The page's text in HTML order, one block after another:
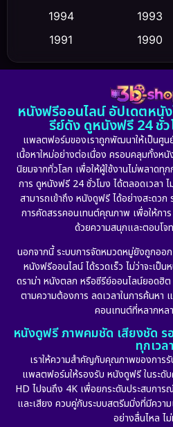
Culture
Dance เต้น
Detective สืบสวน
Detective สืบสวน
Disaster
Disney+
Drama ดราม่า
Dystopian
Emotional
Epic มหากาพย์
Erotic
1994
1993
1991
1990
1986
1985
1981
1974
1971
หนังฟรีออนไลน์ อัปเดตหนั
รีย์ดัง ดูหนังฟรี 24 ชั่
แพลตฟอร์มของเราถูกพัฒนาให้เป็นศู
เนื้อหาใหม่อย่างต่อเนื่อง ครอบคลุมทั้งห
นิยมจากทั่วโลก เพื่อให้ผู้ใช้งานไม่พลาดทุ
การ ดูหนังฟรี 24 ชั่วโมง ได้ตลอดเวลา ไ
สามารถเข้าถึง หนังดูฟรี ได้อย่างสะดว
การคัดสรรคอนเทนต์คุณภาพ เพื่อให้กา
ด้วยความสนุกและตอบโจ
นอกจากนี้ ระบบการจัดหมวดหมู่ยังถูกออก
หนังฟรีออนไลน์ ได้รวดเร็ว ไม่ว่าจะเ
ดราม่า หนังตลก หรือซีรีย์ออนไลน์ยอดฮิ
ตามความต้องการ ลดเวลาในการค้นหา
คอนเทนต์ที่หลากหล
หนังดูฟรี ภาพคมชัด เสียงชัด
ทุกเวลา
เราให้ความสำคัญกับคุณภาพของการ
แพลตฟอร์มให้รองรับ หนังดูฟรี ในระดั
HD ไปจนถึง 4K เพื่อยกระดับประสบกา
และเสียง ควบคู่กับระบบสตรีมมิ่งที่มีควา
อย่างลื่นไหล ไ